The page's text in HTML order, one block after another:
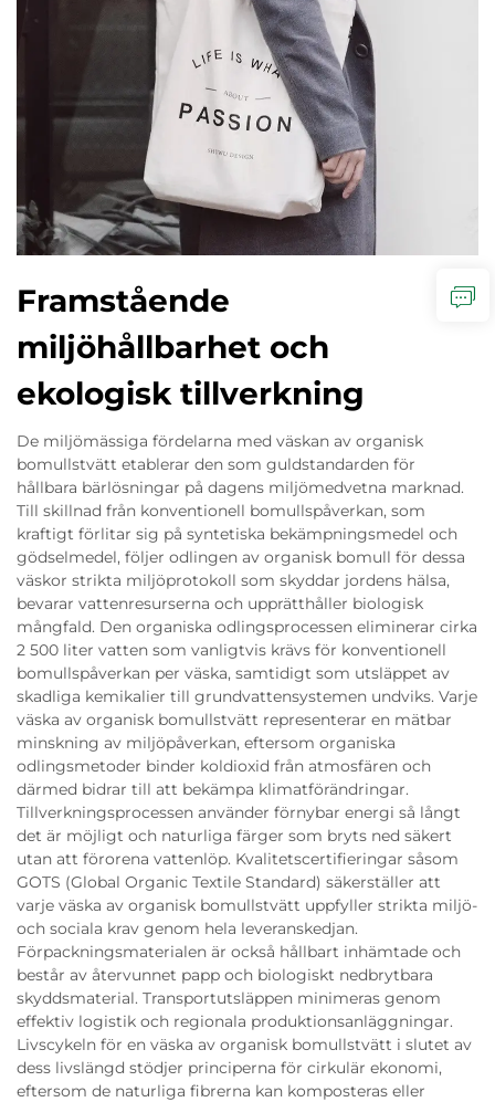
Framstående
miljöhållbarhet och
ekologisk tillverkning
De miljömässiga fördelarna med väskan av organisk
bomullstvätt etablerar den som guldstandarden för
hållbara bärlösningar på dagens miljömedvetna marknad.
Till skillnad från konventionell bomullspåverkan, som
kraftigt förlitar sig på syntetiska bekämpningsmedel och
gödselmedel, följer odlingen av organisk bomull för dessa
väskor strikta miljöprotokoll som skyddar jordens hälsa,
bevarar vattenresurserna och upprätthåller biologisk
mångfald. Den organiska odlingsprocessen eliminerar cirka
2 500 liter vatten som vanligtvis krävs för konventionell
bomullspåverkan per väska, samtidigt som utsläppet av
skadliga kemikalier till grundvattensystemen undviks. Varje
väska av organisk bomullstvätt representerar en mätbar
minskning av miljöpåverkan, eftersom organiska
odlingsmetoder binder koldioxid från atmosfären och
därmed bidrar till att bekämpa klimatförändringar.
Tillverkningsprocessen använder förnybar energi så långt
det är möjligt och naturliga färger som bryts ned säkert
utan att förorena vattenlöp. Kvalitetscertifieringar såsom
GOTS (Global Organic Textile Standard) säkerställer att
varje väska av organisk bomullstvätt uppfyller strikta miljö-
och sociala krav genom hela leveranskedjan.
Förpackningsmaterialen är också hållbart inhämtade och
består av återvunnet papp och biologiskt nedbrytbara
skyddsmaterial. Transportutsläppen minimeras genom
effektiv logistik och regionala produktionsanläggningar.
Livscykeln för en väska av organisk bomullstvätt i slutet av
dess livslängd stödjer principerna för cirkulär ekonomi,
eftersom de naturliga fibrerna kan komposteras eller